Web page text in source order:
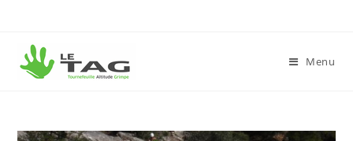
Menu